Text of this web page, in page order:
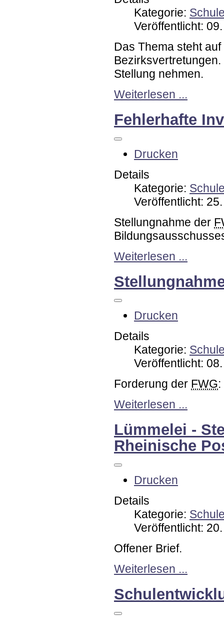
Kategorie:
Veröffentlicht:
Das Thema steht
Stellung nehmen.
Weiterlesen ...
Fehlerhafte
Drucken
Details
Kategorie:
Veröffentlicht:
Stellungnahme der
Weiterlesen ...
Drucken
Details
Kategorie:
Veröffentlicht:
Forderung der FWG
Weiterlesen ...
Lümmelei -
Rheinische
Drucken
Details
Kategorie:
Veröffentlicht:
Offener Brief.
Weiterlesen ...